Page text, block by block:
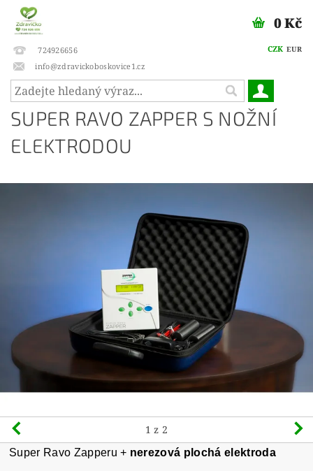
724926656
info@zdravickoboskovice1.cz
CZK EUR
0 Kč
SUPER RAVO ZAPPER S NOŽNÍ
ELEKTRODOU
1 z 2
Super Ravo Zapperu + nerezová plochá elektroda